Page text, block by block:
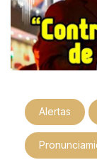
Alertas